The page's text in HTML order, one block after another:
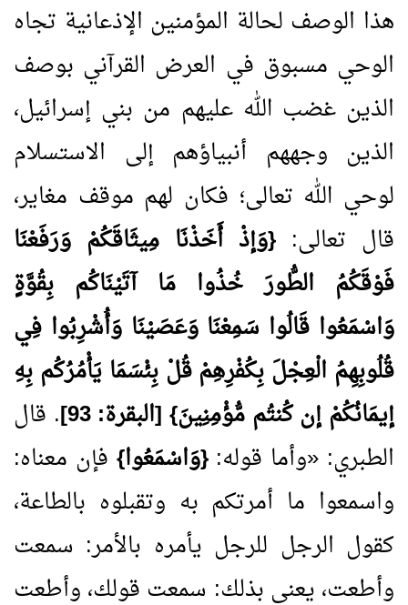
هذا الوصف لحالة المؤمنين الإذعانية تجاه
الوحي مسبوق في العرض القرآني بوصف
الذين غضب الله عليهم من بني إسرائيل،
الذين وجههم أنبياؤهم إلى الاستسلام
لوحي الله تعالى؛ فكان لهم موقف مغاير،
قال تعالى: {وَإذْ أَخَذْنَا مِيثَاقَكُمْ وَرَفَعْنَا
فَوْقَكُمُ الطُّورَ خُذُوا مَا آتَيْنَاكُم بِقُوَّةٍ
وَاسْمَعُوا قَالُوا سَمِعْنَا وَعَصَيْنَا وَأُشْرِبُوا فِي
قُلُوبِهِمُ الْعِجْلَ بِكُفْرِهِمْ قُلْ بِئْسَمَا يَأْمُرُكُم بِهِ
إيمَانُكُمْ إن كُنتُم مُّؤْمِنِينَ} [البقرة:93
]. قال
الطبري: «وأما قوله:{وَاسْمَعُوا} فإن معناه:
واسمعوا ما أمرتكم به وتقبلوه بالطاعة،
كقول الرجل للرجل يأمره بالأمر: سمعت
وأطعت، يعني بذلك: سمعت قولك، وأطعت